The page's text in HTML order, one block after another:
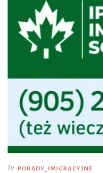
In PORADY_IMIGRACYJNE